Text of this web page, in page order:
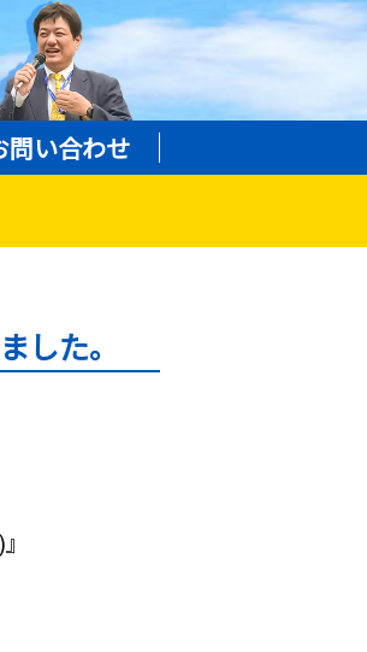
問い合わせ
した。